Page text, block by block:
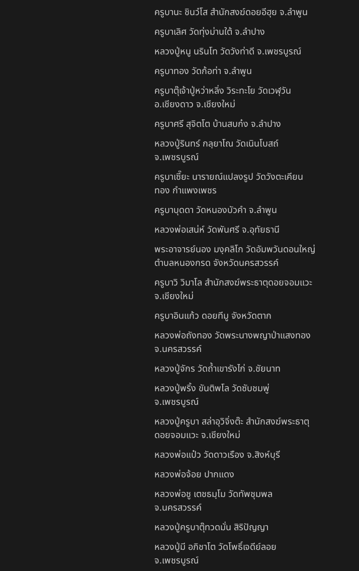
ครูบานะ ชินวํโส สำนักสงฆ์ดอยอีฮุย จ.ลำพูน
ครูบาเลิศ วัดทุ่งม่านใต้ จ.ลำปาง
หลวงปู่หนู นรินโท วัดวังท่าดี จ.เพชรบูรณ์
ครูบาทอง วัดก้อท่า จ.ลำพูน
ครูบาตุ๊เจ้าปู่หว่าหลิ่ง วิระทะโย วัดเวฬุวัน
อ.เชียงดาว จ.เชียงใหม่
ครูบาศรี สุจิตโต บ้านสบก๋ง จ.ลำปาง
หลวงปู่รินทร์ กลฺยาโณ วัดเนินโบสถ์
จ.เพชรบูรณ์
ครูบาเซี๊ยะ นารายณ์แปลงรูป วัดวังตะเคียน
ทอง กำแพงเพชร
ครูบาบุดดา วัดหนองบัวคํา จ.ลําพูน
หลวงพ่อเสน่ห์ วัดพันศรี จ.อุทัยธานี
พระอาจารย์นอง มงฺคลิโก วัดอัมพวันดอนใหญ่
ตำบลหนองกรด จังหวัดนครสวรรค์
ครูบาวิ วิมาโล สำนักสงฆ์พระธาตุดอยจอมแวะ
จ.เชียงใหม่
ครูบาอินแก้ว ดอยทีมู จังหวัดตาก
หลวงพ่อถังทอง วัดพระนางพญาป่าแสงทอง
จ.นครสวรรค์
หลวงปู่จักร วัดถ้ำเขารังไก่ จ.ชัยนาท
หลวงปู่พริ้ง ขันติพโล วัดซับชมพู่
จ.เพชรบูรณ์
หลวงปู่ครูบา สล่าอุวิจิ่งต๊ะ สำนักสงฆ์พระธาตุ
ดอยจอมแวะ จ.เชียงใหม่
หลวงพ่อแป๋ว วัดดาวเรือง จ.สิงห์บุรี
หลวงพ่อจ้อย ปากแดง
หลวงพ่อชู เตชธมฺโม วัดทัพชุมพล
จ.นครสวรรค์
หลวงปู่ครูบาตุ๊ทวดมั่น สิริปัญญา
หลวงปู่มี อภิชาโต วัดโพธิ์เจดีย์ลอย
จ.เพชรบูรณ์